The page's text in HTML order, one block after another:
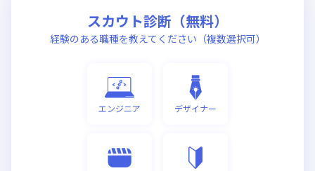
スカウト診断（無料）
経験のある職種を教えてください（複数選択可）
エンジニア デザイナー